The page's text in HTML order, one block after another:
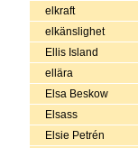
elkraft
elkänslighet
Ellis Island
ellära
Elsa Beskow
Elsass
Elsie Petrén